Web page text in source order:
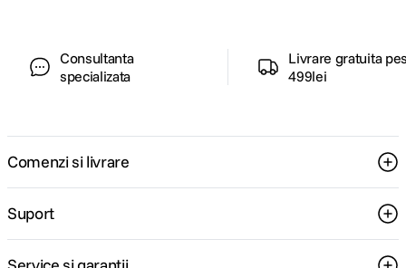
Consultanta
specializata
Livrare gratuita
499lei
Comenzi si livrare
Suport